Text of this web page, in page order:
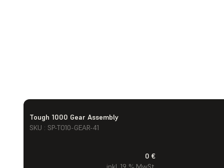
Tough 1000 Gear Assembly
SKU : SP-TO10-GEAR-41
0 €